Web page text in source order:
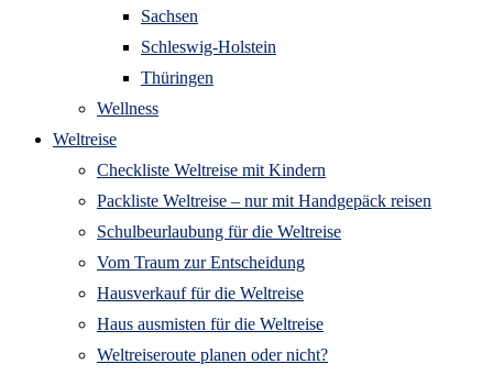
Sachsen
Schleswig-Holstein
Thüringen
Wellness
Weltreise
Checkliste Weltreise mit Kindern
Packliste Weltreise – nur mit Handgepäck reisen
Schulbeurlaubung für die Weltreise
Vom Traum zur Entscheidung
Hausverkauf für die Weltreise
Haus ausmisten für die Weltreise
Weltreiseroute planen oder nicht?